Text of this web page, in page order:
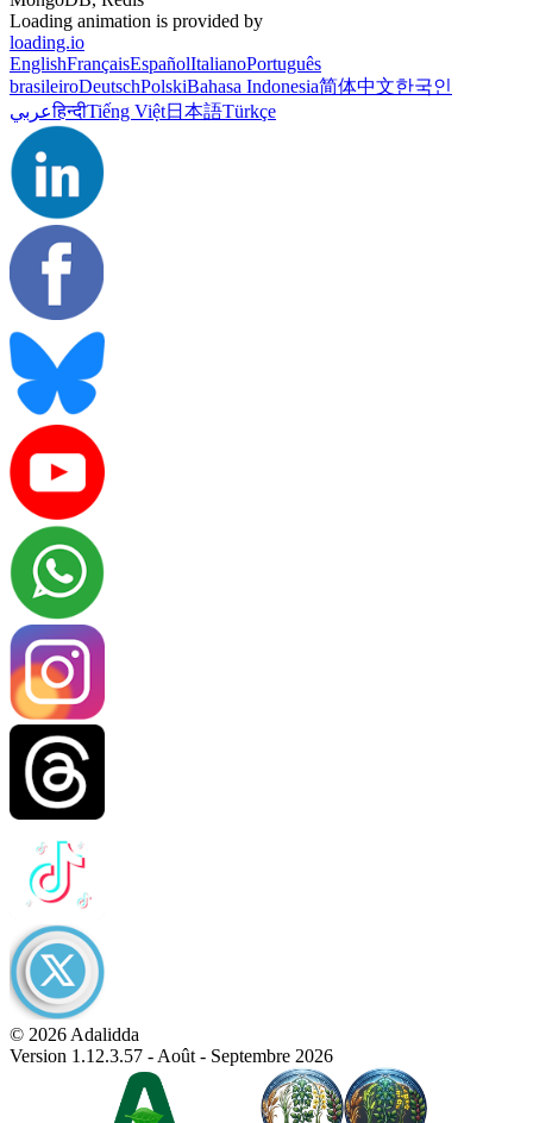
Loading animation is provided by
loading.io
EnglishFrançaisEspañolItalianoPortuguês
brasileiroDeutschPolskiBahasa Indonesia简体中文한국인
عربيहिन्दीTiếng Việt日本語Türkçe
© 2026 Adalidda
Version 1.12.3.57 - Août - Septembre 2026